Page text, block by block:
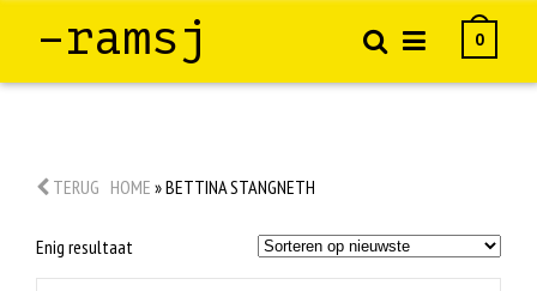
–ramsj 0
TERUG HOME »BETTINA STANGNETH
Enig resultaat